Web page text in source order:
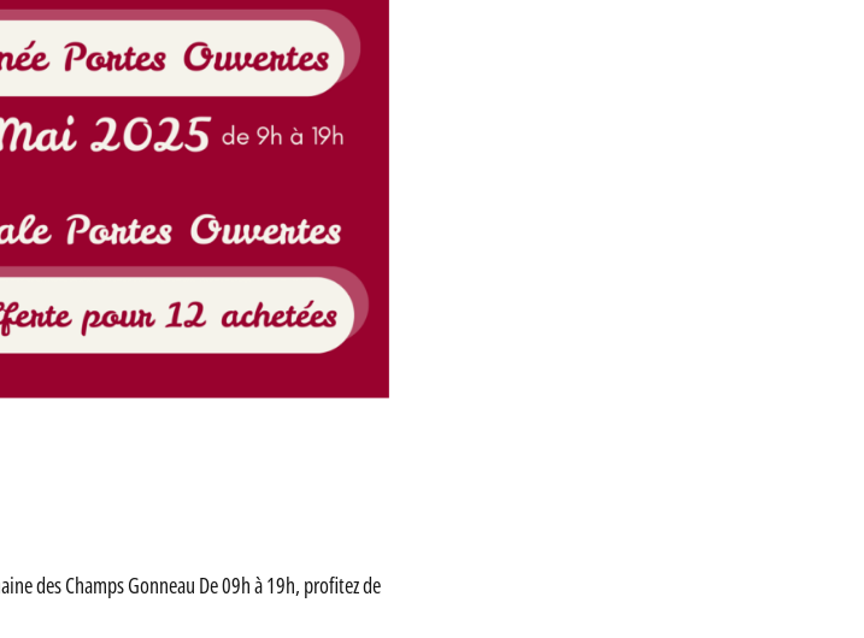
des Champs Gonneau De 09h à 19h, profitez de